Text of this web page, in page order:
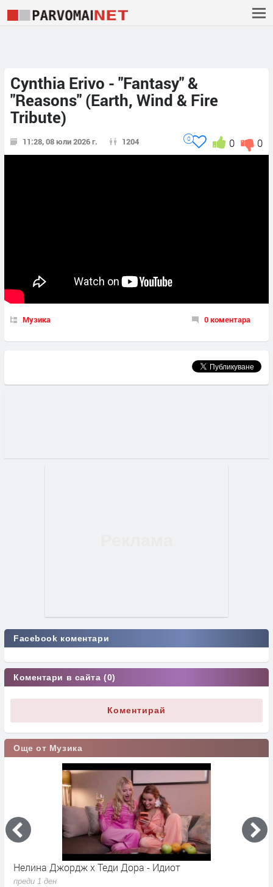
Cynthia Erivo - "Fantasy" &
"Reasons" (Earth, Wind & Fire
Tribute)
11:28, 08 юли 2026 г. 1204 0
0
0
Музика 0 коментара
Facebook коментари
Коментари в сайта (0)
Коментирай
Още от Музика
Нелина Джордж x Теди Дора - Идиот
преди 1 ден